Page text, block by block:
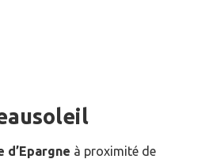
d’Epargne à proximité de